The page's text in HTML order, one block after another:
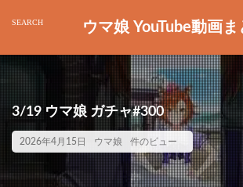
ウマ娘 YouTube動画ま
3/19 ウマ娘 ガチャ#300
2026年4月15日 ウマ娘 件のビュー